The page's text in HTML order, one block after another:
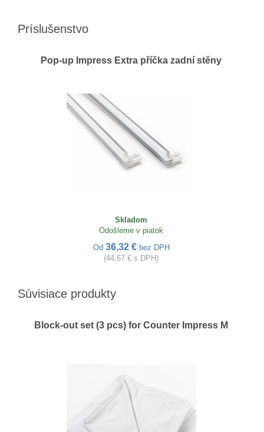
Príslušenstvo
Pop-up Impress Extra příčka zadní stěny
Skladom
Odošleme v piatok
Od 36,32 € bez DPH
(44,67 € s DPH)
Súvisiace produkty
Block-out set (3 pcs) for Counter Impress M